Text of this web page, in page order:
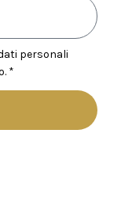
personali
*